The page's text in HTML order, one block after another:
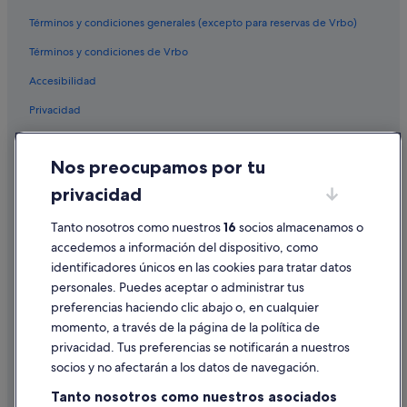
Proveedores de coches de alquiler en África
Alquiler de coches Alamo Rent A Car en África
Alquiler de coches Budget en África
Alquiler de coches Enterprise en África
Alquiler de coches Thrifty Car Rental en África
Alquiler de coches Avis en África
Alquiler de coches Dollar Rent A Car en África
Alquiler de coches National en África
Alquiler de coches Fox Rental Cars en África
Alquiler de coches Payless en África
Alquiler de coches Europcar en África
Términos y condiciones generales (excepto para reservas de Vrbo)
Términos y condiciones de Vrbo
Accesibilidad
Privacidad
Condiciones de uso
Información legal/contacto
Pautas sobre el contenido y cómo denunciar contenido
Ayuda
Cancelar un vuelo
Cancelar una reserva de hotel o de un alquiler vacacional
Nos preocupamos por tu
privacidad
Tanto nosotros como nuestros16 socios almacenamos o
accedemos a información del dispositivo, como
identificadores únicos en las cookies para tratar datos
personales. Puedes aceptar o administrar tus
preferencias haciendo clic abajo o, en cualquier
momento, a través de la página de la política de
privacidad. Tus preferencias se notificarán a nuestros
socios y no afectarán a los datos de navegación.
Tanto nosotros como nuestros asociados